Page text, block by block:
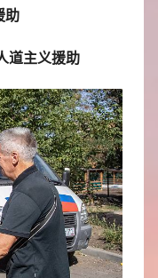
助
道主义援助